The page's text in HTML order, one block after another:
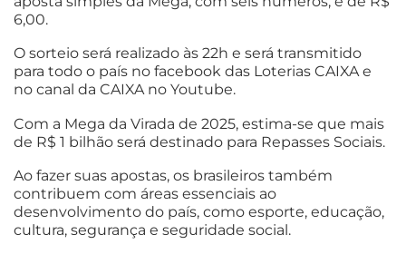
6,00.
O sorteio será realizado às 22h e será transmitido
para todo o país no facebook das Loterias CAIXA e
no canal da CAIXA no Youtube.
Com a Mega da Virada de 2025, estima-se que mais
de R$ 1 bilhão será destinado para Repasses Sociais.
Ao fazer suas apostas, os brasileiros também
contribuem com áreas essenciais ao
desenvolvimento do país, como esporte, educação,
cultura, segurança e seguridade social.